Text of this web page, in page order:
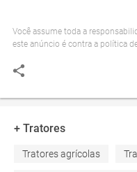
Você assume toda a
este anúncio é contra a política
+ Tratores
Tratores agrícolas